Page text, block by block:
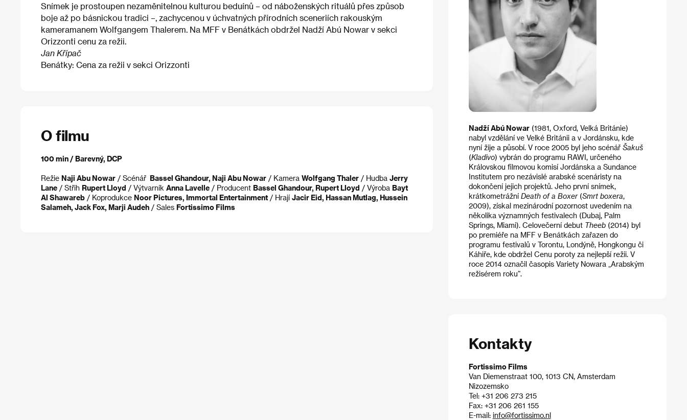
Snímek je prostoupen nezaměnitelnou kulturou beduínů – od náboženských rituálů přes způsob
boje až po básnickou tradici –, zachycenou v úchvatných přírodních sceneriích rakouským
kameramanem Wolfgangem Thalerem. Na MFF v Benátkách obdržel Nadží Abú Nowar v sekci
Orizzonti cenu za režii.
Jan Křipač
Benátky: Cena za režii v sekci Orizzonti
O filmu
100 min / Barevný, DCP
Režie Naji Abu Nowar / Scénář Bassel Ghandour, Naji Abu Nowar / Kamera Wolfgang Thaler / Hudba Jerry
Lane / Střih Rupert Lloyd / Výtvarník Anna Lavelle / Producent Bassel Ghandour, Rupert Lloyd / Výroba Bayt
Al Shawareb / Koprodukce Noor Pictures, Immortal Entertainment / Hrají Jacir Eid, Hassan Mutlag, Hussein
Salameh, Jack Fox, Marji Audeh / Sales Fortissimo Films
Nadží Abú Nowar(1981, Oxford, Velká Británie)
nabyl vzdělání ve Velké Británii a v Jordánsku, kde
nyní žije a působí. V roce 2005 byl jeho scénář Šakuš
(Kladivo) vybrán do programu RAWI, určeného
Královskou filmovou komisí Jordánska a Sundance
Institutem pro nezávislé arabské scenáristy na
dokončení jejich projektů. Jeho první snímek,
krátkometrážní Death of a Boxer(Smrt boxera,
2009), získal mezinárodní pozornost uvedením na
několika významných festivalech (Dubaj, Palm
Springs, Miami). Celovečerní debut Theeb(2014) byl
po premiéře na MFF v Benátkách zařazen do
programu festivalů v Torontu, Londýně, Hongkongu či
Káhiře, kde obdržel Cenu poroty za nejlepší režii. V
roce 2014 označil časopis Variety Nowara „Arabským
režisérem roku“.
Kontakty
Fortissimo Films
Van Diemenstraat 100, 1013 CN, Amsterdam
Nizozemsko
Tel: +31 206 273 215
Fax: +31 206 261 155
E-mail: info@fortissimo.nl